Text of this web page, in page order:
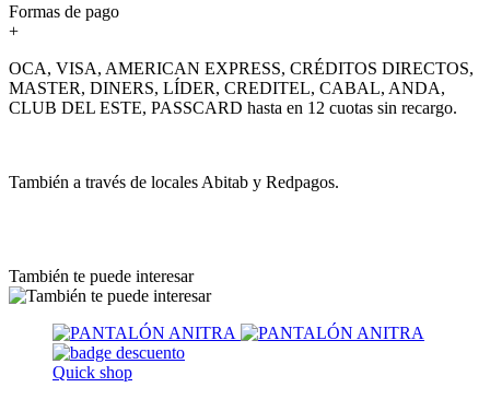
Formas de pago
+
OCA, VISA, AMERICAN EXPRESS, CRÉDITOS DIRECTOS,
MASTER, DINERS, LÍDER, CREDITEL, CABAL, ANDA,
CLUB DEL ESTE, PASSCARD hasta en 12 cuotas sin recargo.
También a través de locales Abitab y Redpagos.
También te puede interesar
Quick shop